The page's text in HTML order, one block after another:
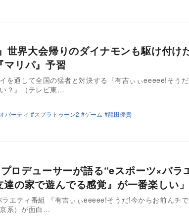
世界大会帰りのダイナモンも駆け付け
マリパ』予習
を通して全国の猛者と対決する『有吉ぃぃeeeee!そう
？』（テレビ東…
パーティ スプラトゥーン2 ゲーム 龍田優貴
ロデューサーが語る“eスポーツ×バラ
の家で遊んでる感覚』が一番楽しい」
エティ番組 『有吉ぃぃeeeee!そうだ!今からお前んチで
系）が面白…